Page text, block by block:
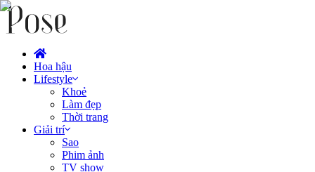
Hoa hậu
Lifestyle
Khoẻ
Làm đẹp
Thời trang
Giải trí
Sao
Phim ảnh
TV show